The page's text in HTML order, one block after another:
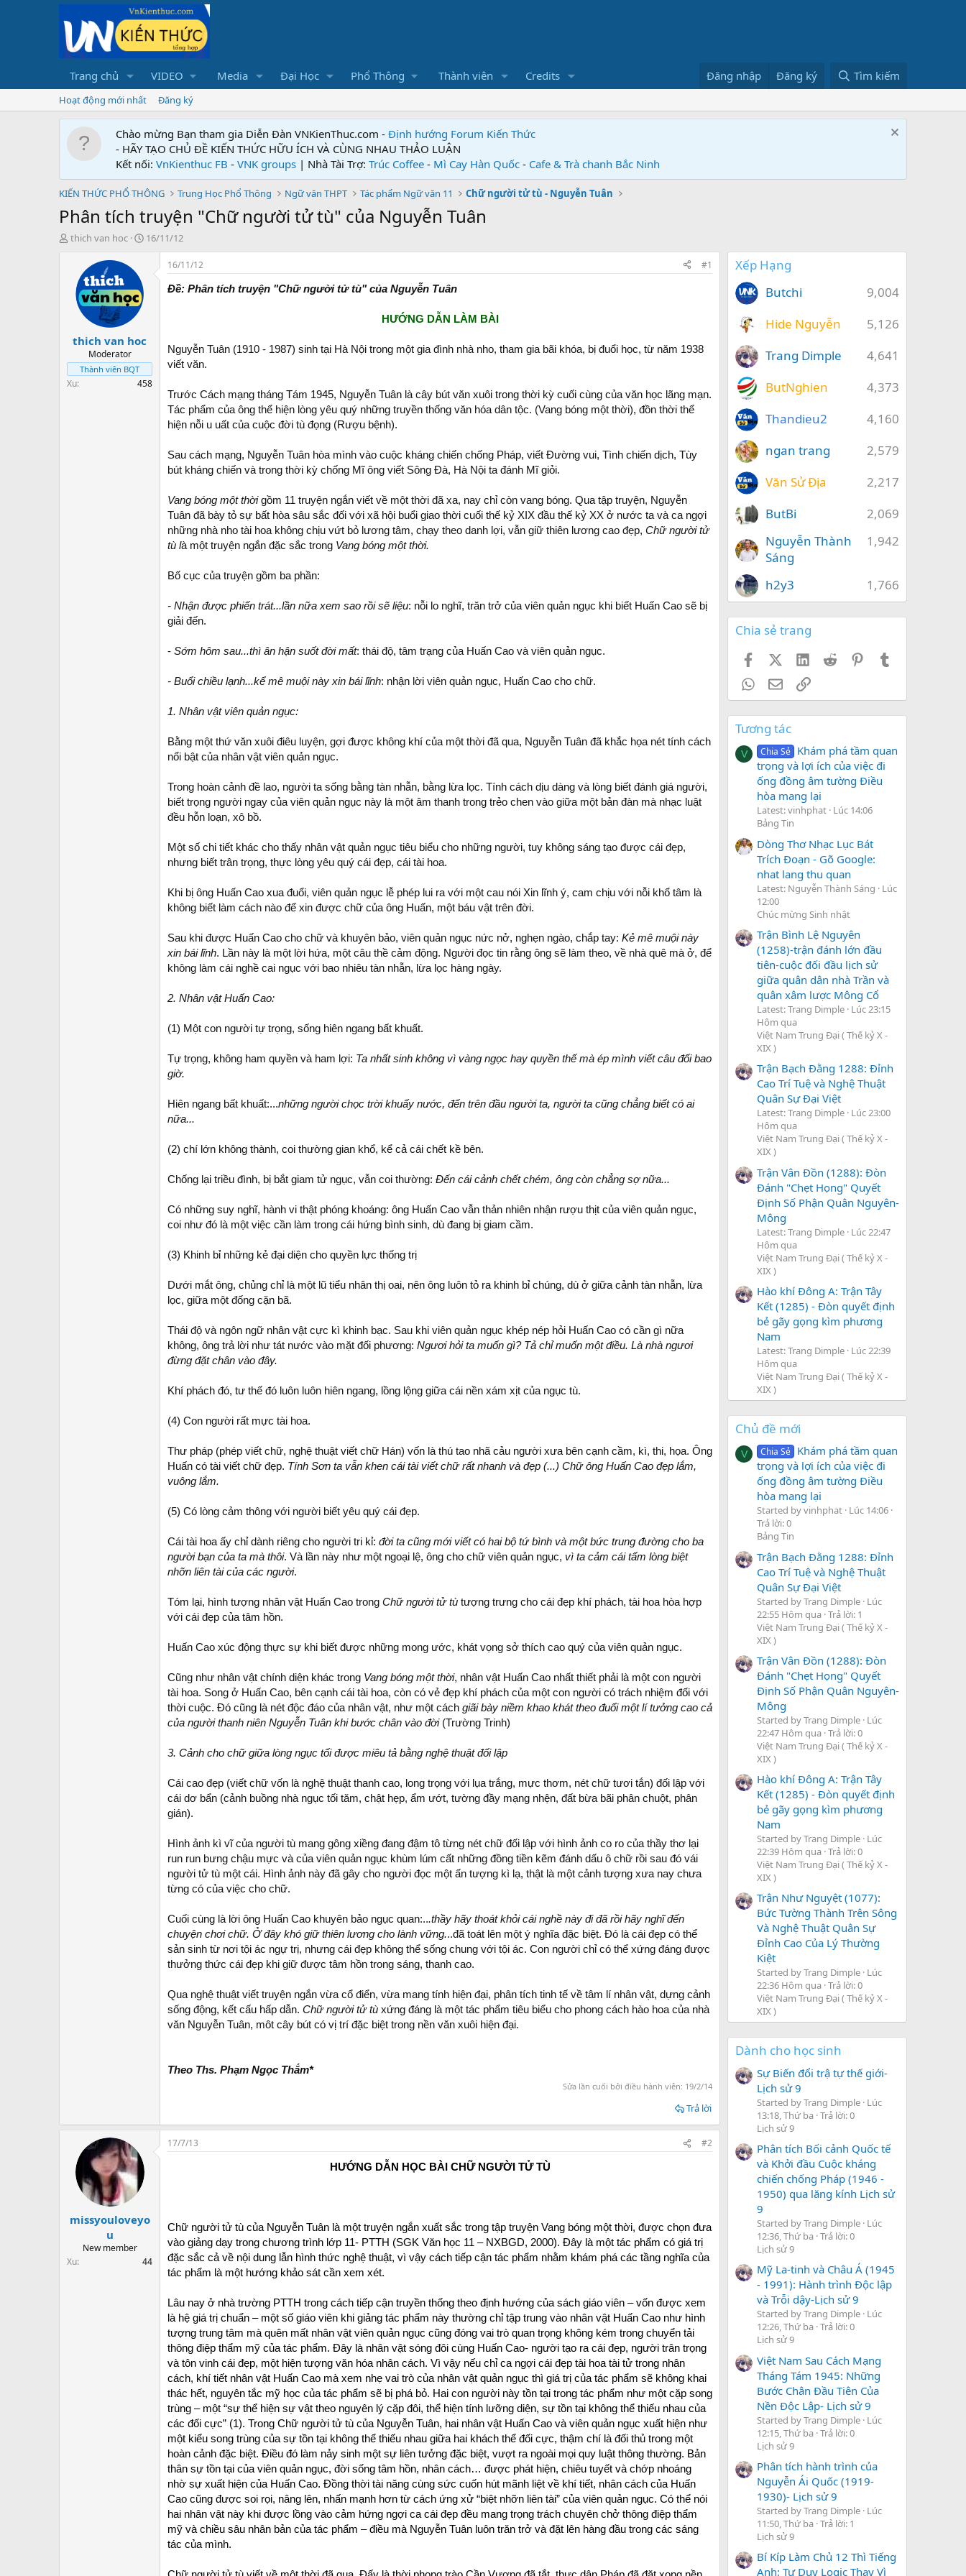
Trang chủ VIDEO Media Đại Học Phổ Thông Thành viên Credits Đăng nhập Đăng ký Tìm kiếm
Hoạt động mới nhất Đăng ký
Chào mừng Bạn tham gia Diễn Đàn VNKienThuc.com - Định hướng Forum Kiến Thức
- HÃY TẠO CHỦ ĐỀ KIẾN THỨC HỮU ÍCH VÀ CÙNG NHAU THẢO LUẬN
Kết nối: VnKienthuc FB - VNK groups | Nhà Tài Trợ: Trúc Coffee - Mì Cay Hàn Quốc - Cafe & Trà chanh Bắc Ninh
KIẾN THỨC PHỔ THÔNG Trung Học Phổ Thông Ngữ văn THPT Tác phẩm Ngữ văn 11 Chữ người tử tù - Nguyễn Tuân
Phân tích truyện "Chữ người tử tù" của Nguyễn Tuân
T
a
t
e
thich van hoc
N
16/11/12
thich van hoc
Moderator
Thành viên BQT
Xu 458
16/11/12
#1
Đề: Phân tích truyện "Chữ người tử tù" của Nguyễn Tuân
HƯỚNG DẪN LÀM BÀI
Nguyễn Tuân (1910 - 1987) sinh tại Hà Nội trong một gia đình nhà nho, tham gia bãi khóa, bị đuổi học, từ năm 1938
viết văn.
Trước Cách mạng tháng Tám 1945, Nguyễn Tuân là cây bút văn xuôi trong thời kỳ cuối cùng của văn học lãng mạn.
Tác phẩm của ông thể hiện lòng yêu quý những truyền thống văn hóa dân tộc. (Vang bóng một thời), đồn thời thể
hiện nỗi u uất của cuộc đời tù đọng (Rượu bệnh).
Sau cách mạng, Nguyễn Tuân hòa mình vào cuộc kháng chiến chống Pháp, viết Đường vui, Tình chiến dịch, Tùy
bút kháng chiến và trong thời kỳ chống Mĩ ông viết Sông Đà, Hà Nội ta đánh Mĩ giỏi.
Vang bóng một thờigồm 11 truyện ngắn viết về một thời đã xa, nay chỉ còn vang bóng. Qua tập truyện, Nguyễn
Tuân đã bày tỏ sự bất hòa sâu sắc đối với xã hội buổi giao thời cuối thế kỷ XIX đầu thế kỷ XX ở nước ta và ca ngợi
những nhà nho tài hoa không chịu vứt bỏ lương tâm, chạy theo danh lợi, vẫn giữ thiên lương cao đẹp, Chữ người tử
tù là một truyện ngắn đặc sắc trong Vang bóng một thời.
Bố cục của truyện gồm ba phần:
- Nhận được phiến trát...lần nữa xem sao rồi sẽ liệu: nỗi lo nghĩ, trăn trở của viên quản ngục khi biết Huấn Cao sẽ bị
giải đến.
- Sớm hôm sau...thì ân hận suốt đời mất: thái độ, tâm trạng của Huấn Cao và viên quản ngục.
- Buổi chiều lạnh...kể mê muội này xin bái lĩnh: nhận lời viên quản ngục, Huấn Cao cho chữ.
1. Nhân vật viên quản ngục:
Bằng một thứ văn xuôi điêu luyện, gợi được không khí của một thời đã qua, Nguyễn Tuân đã khắc họa nét tính cách
nổi bật của nhân vật viên quản ngục.
Trong hoàn cảnh đề lao, người ta sống bằng tàn nhẫn, bằng lừa lọc. Tính cách dịu dàng và lòng biết đánh giá người,
biết trọng người ngay của viên quản ngục này là một âm thanh trong trẻo chen vào giữa một bản đàn mà nhạc luật
đều hỗn loạn, xô bồ.
Một số chi tiết khác cho thấy nhân vật quản ngục tiêu biểu cho những người, tuy không sáng tạo được cái đẹp,
nhưng biết trân trọng, thực lòng yêu quý cái đẹp, cái tài hoa.
Khi bị ông Huấn Cao xua đuổi, viên quản ngục lễ phép lui ra với một cau nói Xin lĩnh ý, cam chịu với nỗi khổ tâm là
không biết làm cách nào để xin được chữ của ông Huấn, một báu vật trên đời.
Sau khi được Huấn Cao cho chữ và khuyên bảo, viên quản ngục nức nở, nghẹn ngào, chắp tay: Kẻ mê muội này
xin bái lĩnh. Lần này là một lời hứa, một câu thề cảm động. Người đọc tin rằng ông sẽ làm theo, về nhà quê mà ở, để
không làm cái nghề cai ngục với bao nhiêu tàn nhẫn, lừa lọc hàng ngày.
2. Nhân vật Huấn Cao:
(1) Một con người tự trọng, sống hiên ngang bất khuất.
Tự trọng, không ham quyền và ham lợi: Ta nhất sinh không vì vàng ngọc hay quyền thế mà ép mình viết câu đối bao
giờ.
Hiên ngang bất khuất:...những người chọc trời khuấy nước, đến trên đầu người ta, người ta cũng chẳng biết có ai
nữa...
(2) chí lớn không thành, coi thường gian khổ, kể cả cái chết kề bên.
Chống lại triều đình, bị bắt giam tử ngục, vẫn coi thường: Đến cái cảnh chết chém, ông còn chẳng sợ nữa...
Có những suy nghĩ, hành vi thật phóng khoáng: ông Huấn Cao vẫn thản nhiên nhận rượu thịt của viên quản ngục,
coi như đó là một việc cần làm trong cái hứng bình sinh, dù đang bị giam cầm.
(3) Khinh bỉ những kẻ đại diện cho quyền lực thống trị
Dưới mắt ông, chủng chỉ là một lũ tiểu nhân thị oai, nên ông luôn tỏ ra khinh bỉ chúng, dù ở giữa cảnh tàn nhẫn, lừa
lọc, giữa một đống cặn bã.
Thái độ và ngôn ngữ nhân vật cực kì khinh bạc. Sau khi viên quản ngục khép nép hỏi Huấn Cao có cần gì nữa
không, ông trả lời như tát nước vào mặt đối phương: Ngươi hỏi ta muốn gì? Tả chỉ muốn một điều. Là nhà ngươi
đừng đặt chân vào đây.
Khí phách đó, tư thế đó luôn luôn hiên ngang, lồng lộng giữa cái nền xám xịt của ngục tù.
(4) Con người rất mực tài hoa.
Thư pháp (phép viết chữ, nghệ thuật viết chữ Hán) vốn là thú tao nhã cảu người xưa bên cạnh cầm, kì, thi, họa. Ông
Huấn có tài viết chữ đẹp. Tính Sơn ta vẫn khen cái tài viết chữ rất nhanh và đẹp (...) Chữ ông Huấn Cao đẹp lắm,
vuông lắm.
(5) Có lòng cảm thông với người biết yêu quý cái đẹp.
Cái tài hoa ấy chỉ dành riêng cho người tri kỉ: đời ta cũng mới viết có hai bộ tứ bình và một bức trung đường cho ba
người bạn của ta mà thôi. Và lần này như một ngoại lệ, ông cho chữ viên quản ngục, vì ta cảm cái tấm lòng biệt
nhỡn liên tài của các người.
Tóm lại, hình tượng nhân vật Huấn Cao trong Chữ người tử tù tượng trưng cho cái đẹp khí phách, tài hoa hòa hợp
với cái đẹp của tâm hồn.
Huấn Cao xúc động thực sự khi biết được những mong ước, khát vọng sở thích cao quý của viên quản ngục.
Cũng như nhân vật chính diện khác trong Vang bóng một thời, nhân vật Huấn Cao nhất thiết phải là một con người
tài hoa. Song ở Huấn Cao, bên cạnh cái tài hoa, còn có vẻ đẹp khí phách của một con người có trách nhiệm đối với
thời cuộc. Đó cũng là nét độc đáo của nhân vật, như một cách giãi bày niềm khao khát theo đuổi một lí tưởng cao cả
của người thanh niên Nguyễn Tuân khi bước chân vào đời(Trường Trinh)
3. Cảnh cho chữ giữa lòng ngục tối được miêu tả bằng nghệ thuật đối lập
Cái cao đẹp (viết chữ vốn là nghệ thuật thanh cao, long trọng với lụa trắng, mực thơm, nét chữ tươi tắn) đối lập với
cái dơ bẩn (cảnh buồng nhà ngục tối tăm, chật hẹp, ẩm ướt, tường đầy mạng nhện, đất bừa bãi phân chuột, phân
gián).
Hình ảnh kì vĩ của người tù mang gông xiềng đang đậm tô từng nét chữ đối lập với hình ảnh co ro của thầy thơ lại
run run bưng chậu mực và của viên quản ngục khùm lúm cất những đồng tiền kẽm đánh dấu ô chữ rồi sau đó vái
người tử tù một cái. Hình ảnh này đã gây cho người đọc một ấn tượng kì lạ, thật là một cảnh tượng xưa nay chưa
từng có của việc cho chữ.
Cuối cùng là lời ông Huấn Cao khuyên bảo ngục quan:...thầy hãy thoát khỏi cái nghề này đi đã rồi hãy nghĩ đến
chuyện chơi chữ. Ở đây khó giữ thiên lương cho lành vững...đã toát lên một ý nghĩa đặc biệt. Đó là cái đẹp có thể
sản sinh từ nơi tội ác ngự trị, nhưng cái đẹp không thể sống chung với tội ác. Con người chỉ có thể xứng đáng được
thưởng thức cái đẹp khi giữ được tâm hồn trong sáng, thanh cao.
Qua nghệ thuật viết truyện ngắn vừa cổ điển, vừa mang tính hiện đại, phân tích tinh tế về tâm lí nhân vật, dựng cảnh
sống động, kết cấu hấp dẫn. Chữ người tử tù xứng đáng là một tác phẩm tiêu biểu cho phong cách hào hoa của nhà
văn Nguyễn Tuân, môt cây bút có vị trí đặc biệt trong nền văn xuôi hiện đại.
Theo Ths. Phạm Ngọc Thắm*
Sửa lần cuối bởi điều hành viên: 19/2/14
Trả lời
missyouloveyo
u
New member
Xu
44
17/7/13
#2
HƯỚNG DẪN HỌC BÀI CHỮ NGƯỜI TỬ TÙ
Chữ người tử tù của Nguyễn Tuân là một truyện ngắn xuất sắc trong tập truyện Vang bóng một thời, được chọn đưa
vào giảng dạy trong chương trình lớp 11- PTTH (SGK Văn học 11 – NXBGD, 2000). Đây là một tác phẩm có giá trị
đặc sắc cả về nội dung lẫn hình thức nghệ thuật, vì vậy cách tiếp cận tác phẩm nhằm khám phá các tầng nghĩa của
tác phẩm là một hướng khảo sát cần xem xét.
Lâu nay ở nhà trường PTTH trong cách tiếp cận truyền thống theo định hướng của sách giáo viên – vốn được xem
là hệ giá trị chuẩn – một số giáo viên khi giảng tác phẩm này thường chỉ tập trung vào nhân vật Huấn Cao như hình
tượng trung tâm mà quên mất nhân vật viên quản ngục cũng đóng vai trò quan trọng không kém trong chuyển tải
thông điệp thẩm mỹ của tác phẩm. Đây là nhân vật sóng đôi cùng Huấn Cao- người tạo ra cái đẹp, người trân trọng
và tôn vinh cái đẹp, một hiện tượng văn hóa nhân cách. Vì vậy nếu chỉ ca ngợi cái đẹp tài hoa tài tử trong nhân
cách, khí tiết nhân vật Huấn Cao mà xem nhẹ vai trò của nhân vật quản ngục thì giá trị của tác phẩm sẽ không khai
thác hết, nguyên tắc mỹ học của tác phẩm sẽ bị phá bỏ. Hai con người này tồn tại trong tác phẩm như một cặp song
trùng – một “sự thể hiện sự vật theo nguyên lý cặp đôi, thể hiện tính lưỡng diện, sự tồn tại không thể thiếu nhau của
các đối cực” (1). Trong Chữ người tử tù của Nguyễn Tuân, hai nhân vật Huấn Cao và viên quản ngục xuất hiện như
một kiểu song trùng của sự tồn tại không thể thiếu nhau giữa hai khách thể đối cực, thậm chí là đối thủ trong một
hoàn cảnh đặc biệt. Điều đó làm nảy sinh một sự liên tưởng đặc biệt, vượt ra ngoài mọi quy luật thông thường. Bản
thân sự tồn tại của viên quản ngục, đời sống tâm hồn, nhân cách… được phát hiện, chiêu tuyết và chớp nhoáng
nhờ sự xuất hiện của Huấn Cao. Đồng thời tài năng cùng sức cuốn hút mãnh liệt về khí tiết, nhân cách của Huấn
Cao cũng được soi rọi, nâng lên, nhấn mạnh hơn từ cách ứng xử “biệt nhỡn liên tài” của viên quản ngục. Có thể nói
hai nhân vật này khi được lồng vào cảm hứng ngợi ca cái đẹp đều mang trọng trách chuyên chở thông điệp thẩm
mỹ và chiều sâu nhân bản của tác phẩm – điều mà Nguyễn Tuân luôn trăn trở và đặt lên hàng đầu trong các sáng
tác của mình.
Xếp Hạng
9,004
Butchi
5,126
Hide Nguyễn
4,641
Trang Dimple
4,373
ButNghien
4,160
Thandieu2
2,579
ngan trang
2,217
Văn Sử Địa
2,069
ButBi
1,942
Nguyễn Thành
Sáng
1,766
h2y3
Chia sẻ trang
FacebookX (Twitter)
LinkedIn
Reddit Pinterest
WhatsApp
EmailLink
Tương tác
V Chia Sẻ Khám phá tầm quan
trọng và lợi ích của việc đi
ống đồng âm tường Điều
hòa mang lại
Latest: vinhphat Lúc 14:06
Bảng Tin
Dòng Thơ Nhạc Lục Bát
Trích Đoạn - Gõ Google:
nhat lang thu quan
Latest: Nguyễn Thành Sáng
Lúc
12:00
Chúc mừng Sinh nhật
Trận Bình Lệ Nguyên
(1258)-trận đánh lớn đầu
tiên-cuộc đối đầu lịch sử
giữa quân dân nhà Trần và
quân xâm lược Mông Cổ
Latest: Trang Dimple Lúc 23:15
Hôm qua
Việt Nam Trung Đại ( Thế kỷ X -
XIX )
Trận Bạch Đằng 1288: Đỉnh
Cao Trí Tuệ và Nghệ Thuật
Quân Sự Đại Việt
Latest: Trang Dimple Lúc 23:00
Hôm qua
Việt Nam Trung Đại ( Thế kỷ X -
XIX )
Trận Vân Đồn (1288): Đòn
Đánh "Chẹt Họng" Quyết
Định Số Phận Quân Nguyên-
Mông
Latest: Trang Dimple Lúc 22:47
Hôm qua
Việt Nam Trung Đại ( Thế kỷ X -
XIX )
Hào khí Đông A: Trận Tây
Kết (1285) - Đòn quyết định
bẻ gãy gọng kìm phương
Nam
Latest: Trang Dimple Lúc 22:39
Hôm qua
Việt Nam Trung Đại ( Thế kỷ X -
XIX )
Chủ đề mới
V Chia Sẻ Khám phá tầm quan
trọng và lợi ích của việc đi
ống đồng âm tường Điều
hòa mang lại
Started by vinhphat Lúc 14:06
Trả lời: 0
Bảng Tin
Trận Bạch Đằng 1288: Đỉnh
Cao Trí Tuệ và Nghệ Thuật
Quân Sự Đại Việt
Started by Trang Dimple Lúc
22:55 Hôm qua Trả lời: 1
Việt Nam Trung Đại ( Thế kỷ X -
XIX )
Trận Vân Đồn (1288): Đòn
Đánh "Chẹt Họng" Quyết
Định Số Phận Quân Nguyên-
Mông
Started by Trang Dimple Lúc
22:47 Hôm qua Trả lời: 0
Việt Nam Trung Đại ( Thế kỷ X -
XIX )
Hào khí Đông A: Trận Tây
Kết (1285) - Đòn quyết định
bẻ gãy gọng kìm phương
Nam
Started by Trang Dimple Lúc
22:39 Hôm qua Trả lời: 0
Việt Nam Trung Đại ( Thế kỷ X -
XIX )
Trận Như Nguyệt (1077):
Bức Tường Thành Trên Sông
Và Nghệ Thuật Quân Sự
Đỉnh Cao Của Lý Thường
Kiệt
Started by Trang Dimple Lúc
22:36 Hôm qua Trả lời: 0
Việt Nam Trung Đại ( Thế kỷ X -
XIX )
Dành cho học sinh
Sự Biến đổi trậ tự thế giới-
Lịch sử 9
Started by Trang Dimple Lúc
13:18, Thứ ba Trả lời: 0
Lịch sử 9
Phân tích Bối cảnh Quốc tế
và Khởi đầu Cuộc kháng
chiến chống Pháp (1946 -
1950) qua lăng kính Lịch sử
9
Started by Trang Dimple Lúc
12:36, Thứ ba Trả lời: 0
Lịch sử 9
Mỹ La-tinh và Châu Á (1945
- 1991): Hành trình Độc lập
và Trỗi dậy-Lịch sử 9
Started by Trang Dimple Lúc
12:26, Thứ ba Trả lời: 0
Lịch sử 9
Việt Nam Sau Cách Mạng
Tháng Tám 1945: Những
Bước Chân Đầu Tiên Của
Nền Độc Lập- Lịch sử 9
Started by Trang Dimple Lúc
12:15, Thứ ba Trả lời: 0
Lịch sử 9
Phân tích hành trình của
Nguyễn Ái Quốc (1919-
1930)- Lịch sử 9
Started by Trang Dimple Lúc
11:50, Thứ ba Trả lời: 1
Lịch sử 9
Bí Kíp Làm Chủ 12 Thì Tiếng
Anh: Tư Duy Logic Thay Vì